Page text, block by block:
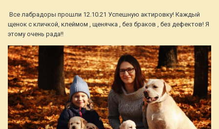
Все лабрадоры прошли 12.10.21 Успешную актировку! Каждый
щенок с кличкой, клеймом , щенячка , без браков , без дефектов! Я
этому очень рада!!